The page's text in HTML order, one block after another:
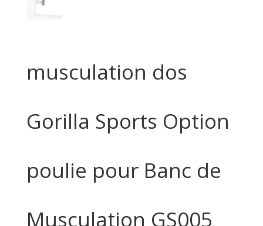
musculation dos
Gorilla Sports Option
poulie pour Banc de
Musculation GS005